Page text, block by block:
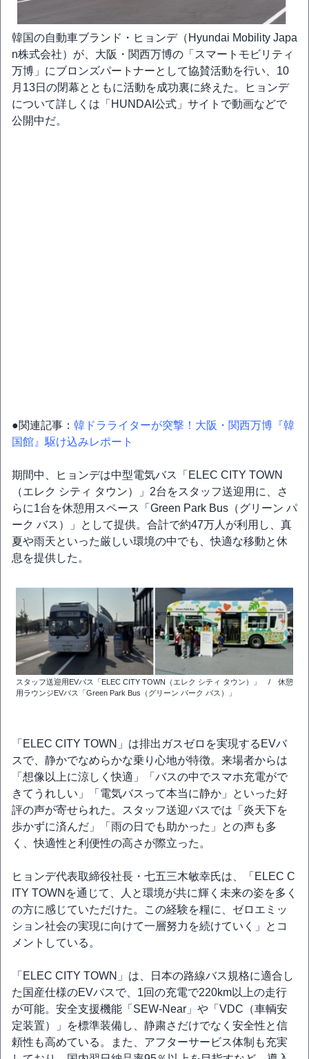
韓国の自動車ブランド・ヒョンデ（Hyundai Mobility Japa
n株式会社）が、大阪・関西万博の「スマートモビリティ
万博」にブロンズパートナーとして協賛活動を行い、10
月13日の閉幕とともに活動を成功裏に終えた。ヒョンデ
について詳しくは「HUNDAI公式」サイトで動画などで
公開中だ。
●関連記事： 韓ドラライターが突撃！大阪・関西万博『韓
国館』駆け込みレポート
期間中、ヒョンデは中型電気バス「ELEC CITY TOWN
（エレク シティ タウン）」2台をスタッフ送迎用に、さ
らに1台を休憩用スペース「Green Park Bus（グリーン パ
ーク バス）」として提供。合計で約47万人が利用し、真
夏や雨天といった厳しい環境の中でも、快適な移動と休
息を提供した。
スタッフ送迎用EVバス「ELEC CITY TOWN（エレク シティ タウン）」 / 休憩
用ラウンジEVバス「Green Park Bus（グリーン パーク バス）」
「ELEC CITY TOWN」は排出ガスゼロを実現するEVバ
スで、静かでなめらかな乗り心地が特徴。来場者からは
「想像以上に涼しく快適」「バスの中でスマホ充電がで
きてうれしい」「電気バスって本当に静か」といった好
評の声が寄せられた。スタッフ送迎バスでは「炎天下を
歩かずに済んだ」「雨の日でも助かった」との声も多
く、快適性と利便性の高さが際立った。
ヒョンデ代表取締役社長・七五三木敏幸氏は、「ELEC C
ITY TOWNを通じて、人と環境が共に輝く未来の姿を多く
の方に感じていただけた。この経験を糧に、ゼロエミッ
ション社会の実現に向けて一層努力を続けていく」とコ
メントしている。
「ELEC CITY TOWN」は、日本の路線バス規格に適合し
た国産仕様のEVバスで、1回の充電で220km以上の走行
が可能。安全支援機能「SEW-Near」や「VDC（車輌安
定装置）」を標準装備し、静粛さだけでなく安全性と信
頼性も高めている。また、アフターサービス体制も充実